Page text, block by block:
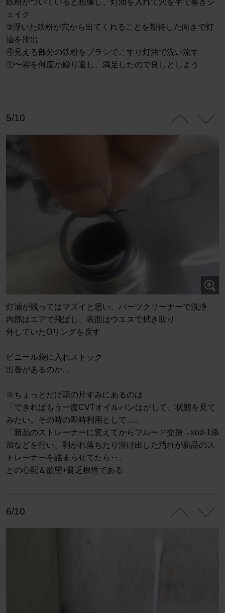
鉄粉がついていると想像し、灯油を入れて穴を手で塞ぎシ
ェイク
③浮いた鉄粉が穴から出てくれることを期待した向きで灯
油を排出
④見える部分の鉄粉をブラシでこすり灯油で洗い流す
①〜④を何度か繰り返し、満足したので良しとしよう
5/10
灯油が残ってはマズイと思い、パーツクリーナーで洗浄
内部はエアで飛ばし、表面はウエスで拭き取り
外していたOリングを戻す
ビニール袋に入れストック
出番があるのか…
※ちょっとだけ頭の片すみにあるのは
「できればもう一度CVTオイルパンはがして、状態を見て
みたい。その時の即時利用として…」
「新品のストレーナーに変えてからフルード交換→sod-1添
加などを行い、剥がれ落ちたり溶け出した汚れが新品のス
トレーナーを詰まらせてたら‥」
との心配＆欲望+貧乏根性である
6/10